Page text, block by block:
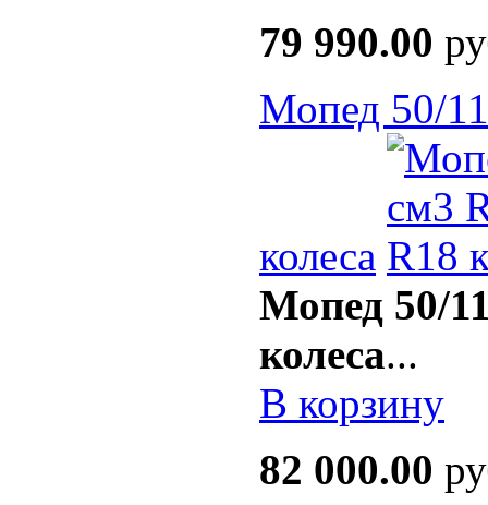
79 990.00
Мопед 50/
колеса
Мопед 50/
колеса...
В корзину
82 000.00